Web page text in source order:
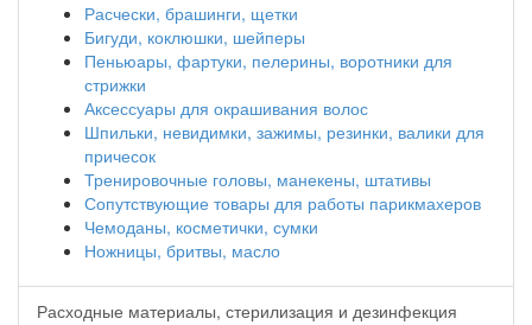
Расчески, брашинги, щетки
Бигуди, коклюшки, шейперы
Пеньюары, фартуки, пелерины, воротники для
стрижки
Аксессуары для окрашивания волос
Шпильки, невидимки, зажимы, резинки, валики для
причесок
Тренировочные головы, манекены, штативы
Сопутствующие товары для работы парикмахеров
Чемоданы, косметички, сумки
Ножницы, бритвы, масло
Расходные материалы, стерилизация и дезинфекция